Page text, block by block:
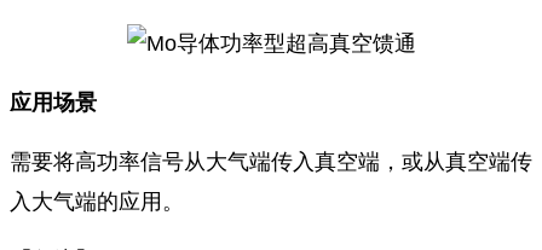
应用场景
需要将高功率信号从大气端传入真空端，或从真空端传
入大气端的应用。